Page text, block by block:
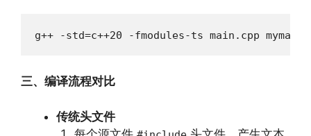
g++ -std=c++20 -fmodules-ts main.cpp
三、编译流程对比
传统头文件